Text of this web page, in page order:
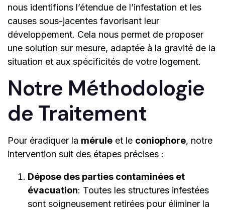
nous identifions l’étendue de l’infestation et les
causes sous-jacentes favorisant leur
développement. Cela nous permet de proposer
une solution sur mesure, adaptée à la gravité de la
situation et aux spécificités de votre logement.
Notre Méthodologie
de Traitement
Pour éradiquer la mérule et le coniophore, notre
intervention suit des étapes précises :
Dépose des parties contaminées et
évacuation: Toutes les structures infestées
sont soigneusement retirées pour éliminer la